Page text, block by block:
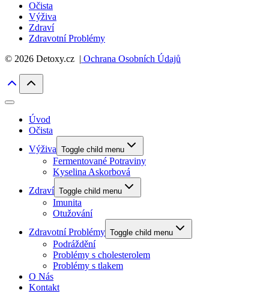
Očista
Výživa
Zdraví
Zdravotní Problémy
© 2026 Detoxy.cz | Ochrana Osobních Údajů
Úvod
Očista
Výživa Toggle child menu
Fermentované Potraviny
Kyselina Askorbová
Zdraví Toggle child menu
Imunita
Otužování
Zdravotní Problémy Toggle child menu
Podráždění
Problémy s cholesterolem
Problémy s tlakem
O Nás
Kontakt